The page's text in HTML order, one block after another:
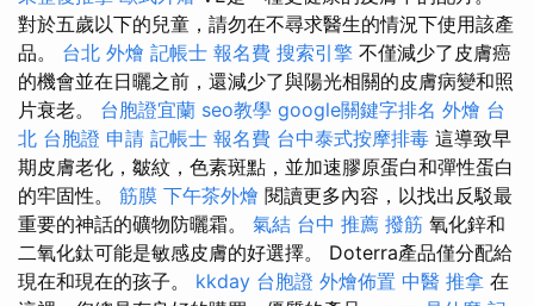
對於五歲以下的兒童，請勿在不尋求醫生的情況下使用該產
品。 台北 外燴 記帳士 報名費 搜索引擎 不僅減少了皮膚癌
的機會並在日曬之前，還減少了與陽光相關的皮膚病變和照
片衰老。 台胞證宜蘭 seo教學 google關鍵字排名 外燴 台
北 台胞證 申請 記帳士 報名費 台中泰式按摩排毒 這導致早
期皮膚老化，皺紋，色素斑點，並加速膠原蛋白和彈性蛋白
的牢固性。 筋膜 下午茶外燴 閱讀更多內容，以找出反駁最
重要的神話的礦物防曬霜。 氣結 台中 推薦 撥筋 氧化鋅和
二氧化鈦可能是敏感皮膚的好選擇。 Doterra產品僅分配給
現在和現在的孩子。 kkday 台胞證 外燴佈置 中醫 推拿 在